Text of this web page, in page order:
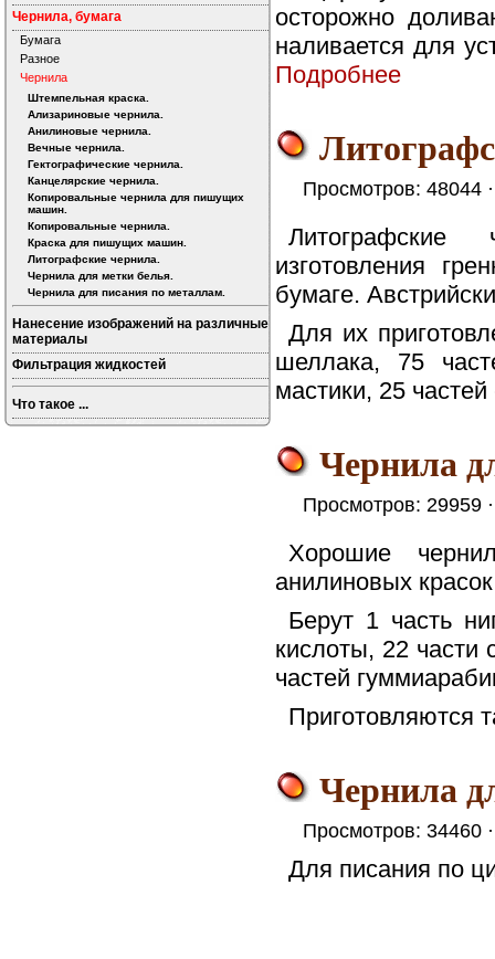
Чернила, бумага
Бумага
Разное
Чернила
Штемпельная краска.
Ализариновые чернила.
Анилиновые чернила.
Вечные чернила.
Гектографические чернила.
Канцелярские чернила.
Копировальные чернила для пишущих
машин.
Копировальные чернила.
Краска для пишущих машин.
Литографские чернила.
Чернила для метки белья.
Чернила для писания по металлам.
Нанесение изображений на различные
материалы
Фильтрация жидкостей
Что такое ...
осторожно
наливается для
Подробнее
Просмотров: 48044
Литографские
изготовления
бумаге.
Для их
шеллака, 75
мастики, 25
Чернила
Просмотров: 29959
Хорошие
анилиновых
Берут 1 часть
кислоты, 22 части
частей
Приготовляются
Чернила
Просмотров: 34460
Для писания по